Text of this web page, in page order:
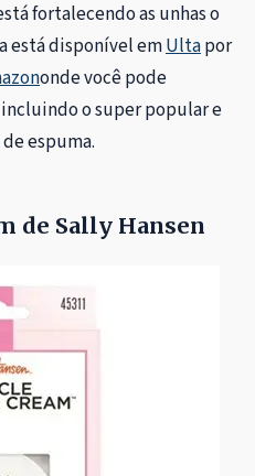
fortalecendo as unhas o
está disponível emUltapor
onde você pode
o super popular e
espuma.
de Sally Hansen